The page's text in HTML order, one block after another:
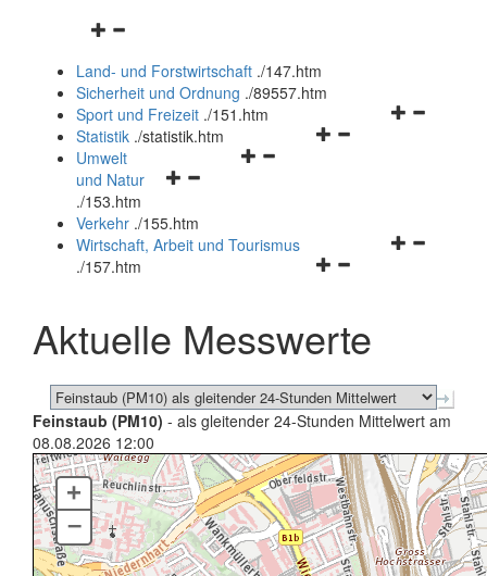
Navigationsmenü
und
schließen
Land- und Forstwirtschaft ./147.htm
Sicherheit und Ordnung ./89557.htm
Navigationsmenü
Sport und Freizeit ./151.htm
Navigationsmenü
Statistik ./statistik.htm
Navigationsmenü
und
schließen
Umwelt
und Natur
./153.htm
Verkehr ./155.htm
Navigationsmenü
schließen
Wirtschaft, Arbeit und Tourismus
./157.htm
Aktuelle Messwerte
Feinstaub (PM10) - als gleitender 24-Stunden Mittelwert am
08.08.2026 12:00
+
–